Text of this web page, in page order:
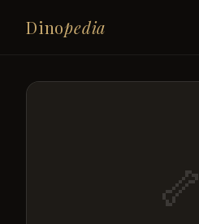
Dinopedia
🦴